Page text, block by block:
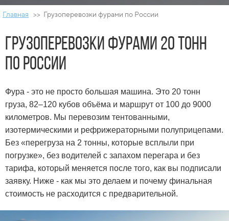
Главная >> Грузоперевозки фурами по России
Грузоперевозки фурами 20 тонн
по России
Фура - это не просто большая машина. Это 20 тонн
груза, 82–120 кубов объёма и маршрут от 100 до 9000
километров. Мы перевозим тентованными,
изотермическими и рефрижераторными полуприцепами.
Без «перегруза на 2 тонны, которые всплыли при
погрузке», без водителей с запахом перегара и без
тарифа, который меняется после того, как вы подписали
заявку. Ниже - как мы это делаем и почему финальная
стоимость не расходится с предварительной.